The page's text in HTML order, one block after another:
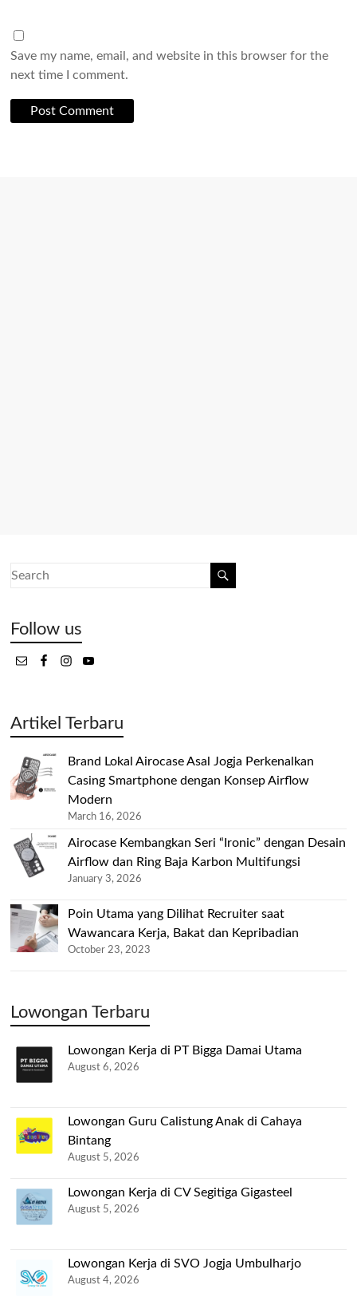
Save my name, email, and website in this browser for the
next time I comment.
Follow us
Artikel Terbaru
Brand Lokal Airocase Asal Jogja Perkenalkan
Casing Smartphone dengan Konsep Airflow
Modern
March 16, 2026
Airocase Kembangkan Seri “Ironic” dengan Desain
Airflow dan Ring Baja Karbon Multifungsi
January 3, 2026
Poin Utama yang Dilihat Recruiter saat
Wawancara Kerja, Bakat dan Kepribadian
October 23, 2023
Lowongan Terbaru
Lowongan Kerja di PT Bigga Damai Utama
August 6, 2026
Lowongan Guru Calistung Anak di Cahaya
Bintang
August 5, 2026
Lowongan Kerja di CV Segitiga Gigasteel
August 5, 2026
Lowongan Kerja di SVO Jogja Umbulharjo
August 4, 2026